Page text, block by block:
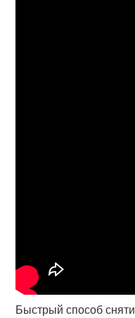
Быстрый способ